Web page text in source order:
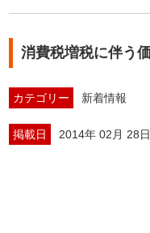
消費税増税に伴う
カテゴリー 新着情報
掲載日 2014年 02月 28日